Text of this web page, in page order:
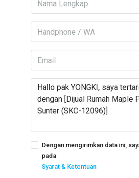
Dengan mengirimkan data ini,
pada
Syarat & Ketentuan